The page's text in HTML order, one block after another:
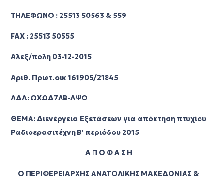
ΤΗΛΕΦΩΝΟ : 25513 50563 & 559
FAX : 25513 50555
Αλεξ/πολη 03-12-2015
Αριθ. Πρωτ.οικ 161905/21845
ΑΔΑ: ΩΧΩΔ7ΛΒ-ΑΨΟ
ΘΕΜΑ: Διενέργεια Εξετάσεων για απόκτηση πτυχίου
Ραδιοερασιτέχνη Β’ περιόδου 2015
Α Π Ο Φ Α Σ Η
Ο ΠΕΡΙΦΕΡΕΙΑΡΧΗΣ ΑΝΑΤΟΛΙΚΗΣ ΜΑΚΕΔΟΝΙΑΣ &